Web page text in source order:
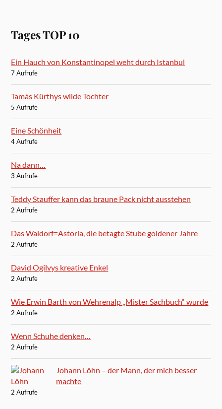
Tages TOP 10
Ein Hauch von Konstantinopel weht durch Istanbul
7 Aufrufe
Tamás Kürthys wilde Tochter
5 Aufrufe
Eine Schönheit
4 Aufrufe
Na dann…
3 Aufrufe
Teddy Stauffer kann das braune Pack nicht ausstehen
2 Aufrufe
Das Waldorf=Astoria, die betagte Stube goldener Jahre
2 Aufrufe
David Ogilvys kreative Enkel
2 Aufrufe
Wie Erwin Barth von Wehrenalp „Mister Sachbuch“ wurde
2 Aufrufe
Wenn Schuhe denken…
2 Aufrufe
Johann Löhn – der Mann, der mich besser
machte
2 Aufrufe